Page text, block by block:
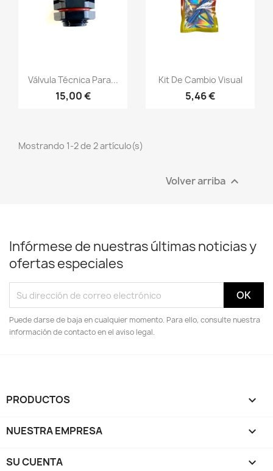
Válvula Técnica Para...
15,00 €
Kit De Cambio Visual
5,46 €
Mostrando 1-2 de 2 artículo(s)
Volver arriba 
Infórmese de nuestras últimas noticias y
ofertas especiales
Puede darse de baja en cualquier momento. Para ello, consulte nuestra
información de contacto en el aviso legal.
PRODUCTOS 
NUESTRA EMPRESA 
SU CUENTA 